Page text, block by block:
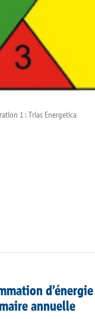
1 : Trias Energetica
d’énergie
annuelle